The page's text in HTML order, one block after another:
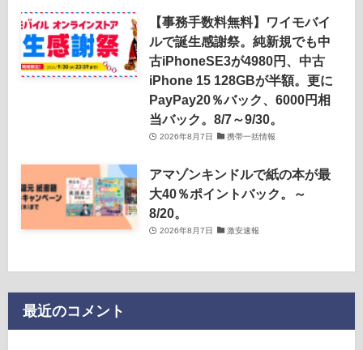
【事務手数料無料】ワイモバイ
ルで誕生感謝祭。純新規でも中
古iPhoneSE3が4980円、中古
iPhone 15 128GBが半額。更に
PayPay20％バック、6000円相
当バック。8/7～9/30。
2026年8月7日 携帯一括情報
アマゾンキンドルで紙の本が最
大40％ポイントバック。～
8/20。
2026年8月7日 激安速報
最近のコメント